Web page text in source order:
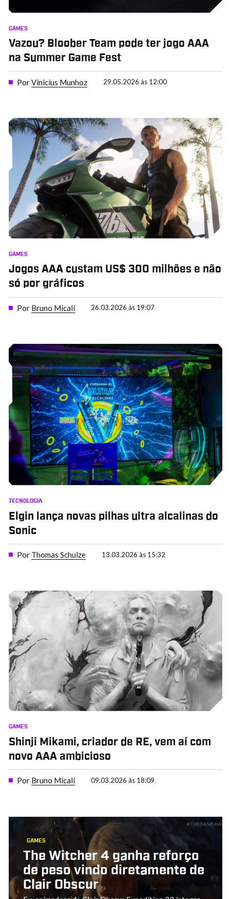
GAMES
Vazou? Bloober Team pode ter jogo AAA
na Summer Game Fest
PorVinícius Munhoz 29.05.2026 às 12:00
GAMES
Jogos AAA custam US$ 300 milhões e não
só por gráficos
Por Bruno Micali 26.03.2026 às 19:07
TECNOLOGIA
Elgin lança novas pilhas ultra alcalinas do
Sonic
Por Thomas Schulze 13.03.2026 às 15:32
GAMES
Shinji Mikami, criador de RE, vem aí com
novo AAA ambicioso
Por Bruno Micali 09.03.2026 às 18:09
GAMES
The Witcher 4 ganha reforço
de peso vindo diretamente de
Clair Obscur